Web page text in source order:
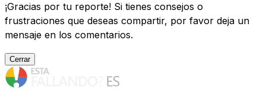
¡Gracias por tu reporte! Si tienes consejos o
frustraciones que deseas compartir, por favor deja un
mensaje en los comentarios.
Cerrar